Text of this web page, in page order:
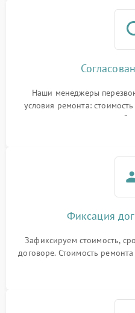
Наши менеджеры
условия ремонта:
Фиксация
Зафиксируем стоимость,
договоре. Стоимость